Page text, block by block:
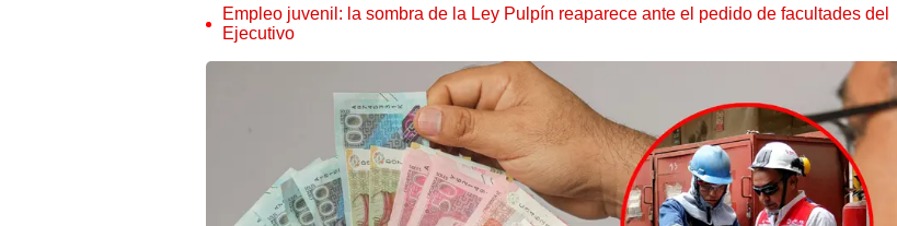
Empleo juvenil: la sombra de la Ley Pulpín reaparece ante el pedido de facultades del
Ejecutivo